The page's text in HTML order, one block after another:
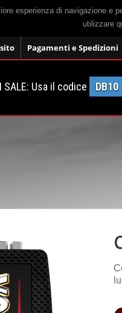
esperienza di navigazione e
utilizzare
Pagamenti e Spedizioni
SALE: Usa il codice DB10